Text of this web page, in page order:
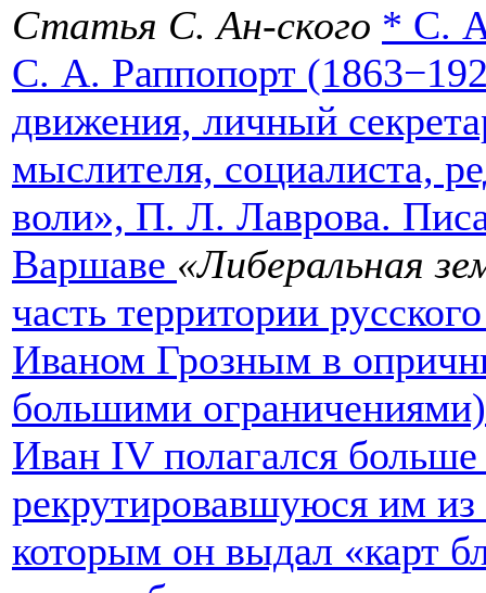
Статья С. Ан-ского * С.
С. А. Раппопорт
движения, личный
мыслителя, социалиста,
воли», П. Л. Лаврова.
Варшаве «Либеральная
часть территории
Иваном Грозным в
большими
Иван IV полагался
рекрутировавшуюся им из
которым он выдал «карт